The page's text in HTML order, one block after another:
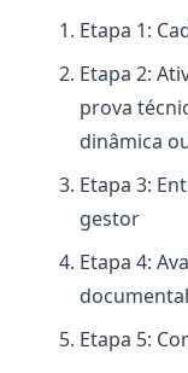
Etapa 1:
Etapa 2:
prova
dinâmica
Etapa 3:
gestor
Etapa 4:
documental
Etapa 5: